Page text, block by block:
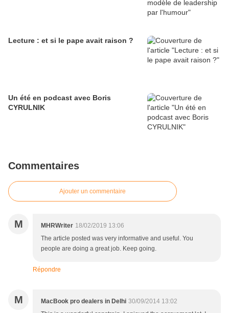
Lecture : et si le pape avait raison ?
Un été en podcast avec Boris
CYRULNIK
Commentaires
Ajouter un commentaire
M MHRWriter 18/02/2019 13:06
The article posted was very informative and useful. You
people are doing a great job. Keep going.
Répondre
M MacBook pro dealers in Delhi 30/09/2014 13:02